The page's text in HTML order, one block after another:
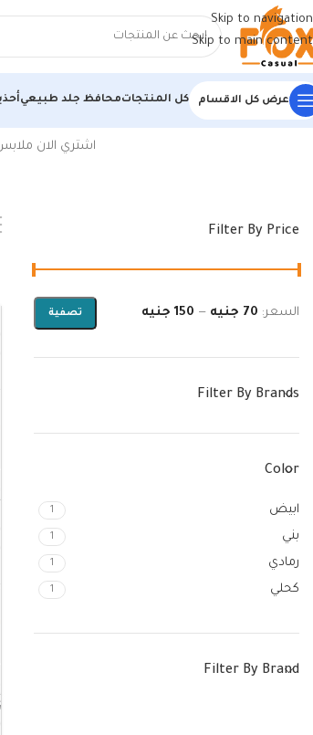
Skip to navigation
Skip to main content
عرض كل الاقسام كل المنتجاتمحافظ جلد طبيعي
الرئيسية/أحذية رجالي/ملابس داخلية رجالي
اشتري الان
Filter By Price
تصفية السعر: 70 جنيه — 150 جنيه
Filter By Brands
Color
ابيض 1
بني 1
رمادي 1
كحلي 1
Filter By Brand